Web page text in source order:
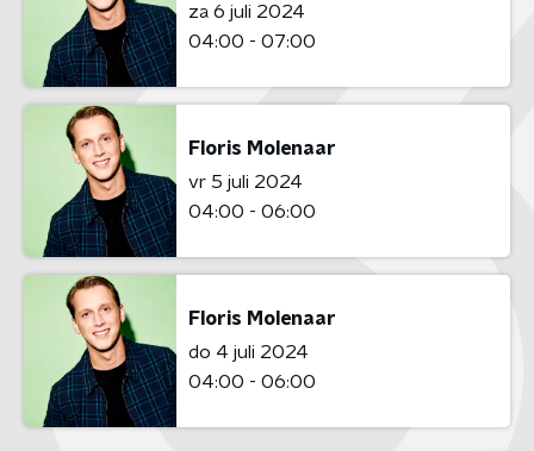
za 6 juli 2024
04:00 - 07:00
Floris Molenaar
vr 5 juli 2024
04:00 - 06:00
Floris Molenaar
do 4 juli 2024
04:00 - 06:00